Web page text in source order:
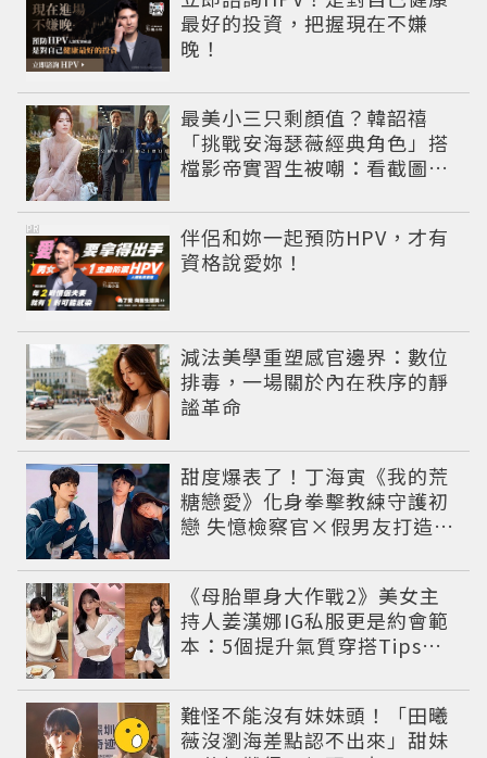
最好的投資，把握現在不嫌
晚！
最美小三只剩顏值？韓韶禧
「挑戰安海瑟薇經典角色」搭
檔影帝實習生被嘲：看截圖就
伴侶和妳一起預防HPV，才有
資格說愛妳！
PR
減法美學重塑感官邊界：數位
排毒，一場關於內在秩序的靜
謐革命
甜度爆表了！丁海寅《我的荒
糖戀愛》化身拳擊教練守護初
戀 失憶檢察官×假男友打造今
《母胎單身大作戰2》美女主
持人姜漢娜IG私服更是約會範
本：5個提升氣質穿搭Tips公
難怪不能沒有妹妹頭！「田曦
薇沒瀏海差點認不出來」甜妹